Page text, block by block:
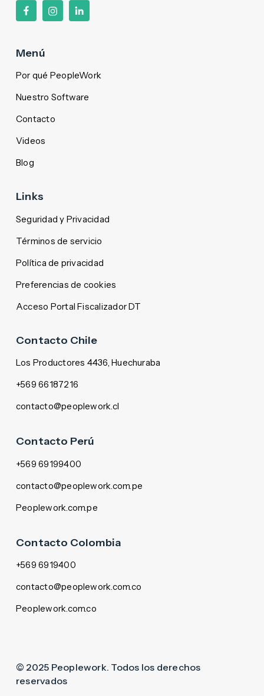
Menú
Por qué PeopleWork
Nuestro Software
Contacto
Videos
Blog
Links
Seguridad y Privacidad
Términos de servicio
Política de privacidad
Preferencias de cookies
Acceso Portal Fiscalizador DT
Contacto Chile
Los Productores 4436, Huechuraba
+569 66187216
contacto@peoplework.cl
Contacto Perú
+569 69199400
contacto@peoplework.com.pe
Peoplework.com.pe
Contacto Colombia
+569 6919400
contacto@peoplework.com.co
Peoplework.com.co
© 2025 Peoplework. Todos los derechos
reservados